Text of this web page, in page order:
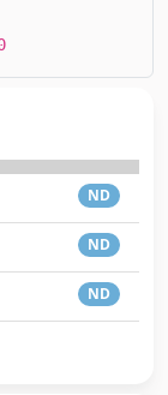
ND
ND
ND